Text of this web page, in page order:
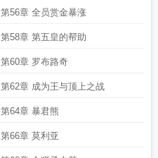
第56章 全员赏金暴涨
第58章 第五皇的帮助
第60章 罗布路奇
第62章 成为王与顶上之战
第64章 暴君熊
第66章 莫利亚